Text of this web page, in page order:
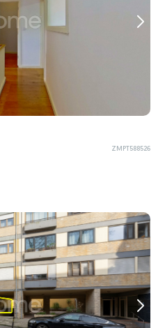
ZMPT588526